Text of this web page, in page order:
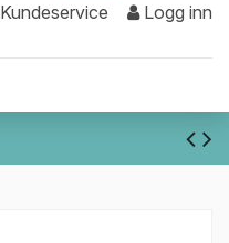
Kundeservice
Logg inn